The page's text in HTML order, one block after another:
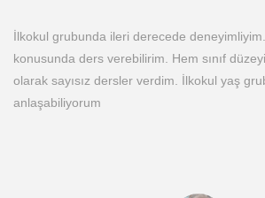
İlkokul grubunda ileri derecede
konusunda ders verebilirim. Hem sınıf
olarak sayısız dersler verdim. İlkokul yaş
anlaşabiliyorum